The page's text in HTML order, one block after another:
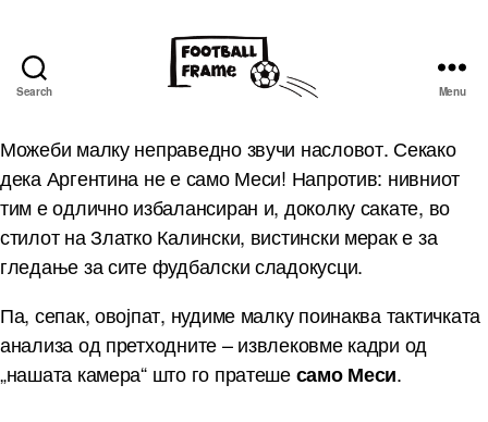
Search Menu
Можеби малку неправедно звучи насловот. Секако
дека Аргентина не е само Меси! Напротив: нивниот
тим е одлично избалансиран и, доколку сакате, во
стилот на Златко Калински, вистински мерак е за
гледање за сите фудбалски сладокусци.
Па, сепак, овојпат, нудиме малку поинаква тактичката
анализа од претходните – извлековме кадри од
„нашата камера“ што го пратешесамо Меси.